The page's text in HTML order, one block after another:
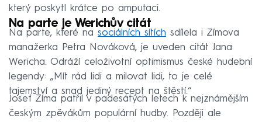
který poskytl krátce po amputaci.
Na parte je Werichův citát
Na parte, které na sociálních sítích sdílela i Zímova
manažerka Petra Nováková, je uveden citát Jana
Wericha. Odráží celoživotní optimismus české hudební
legendy: „Mít rád lidi a milovat lidi, to je celé
tajemství a snad jediný recept na štěstí.“
Josef Zíma patřil v padesátých letech k nejznámějším
českým zpěvákům populární hudby. Později ale